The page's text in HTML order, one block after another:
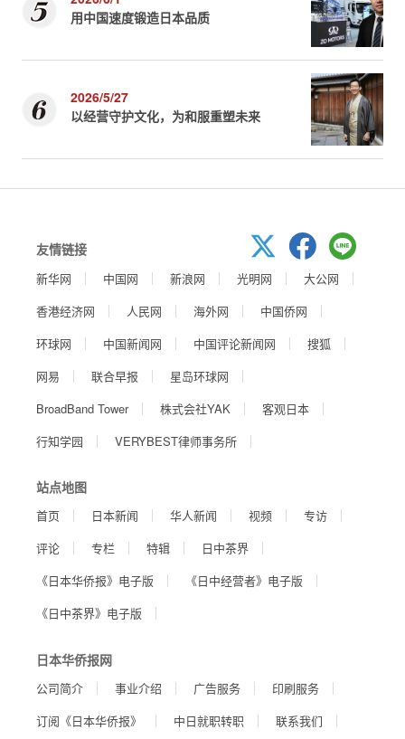
用中国速度锻造日本品质
2026/5/27
以经营守护文化，为和服重塑未来
友情链接
新华网 中国网 新浪网 光明网
大公网
香港经济网
人民网 海外网
中国侨网
环球网
中国新闻网 中国评论新闻网
搜狐
网易
联合早报
星岛环球网
BroadBand Tower
株式会社YAK
客观日本
行知学园
VERYBEST律师事务所
站点地图
首页 日本新闻 华人新闻 视频
专访
评论
专栏 特辑
日中茶界
《日本华侨报》电子版
《日中经营者》电子版
《日中茶界》电子版
日本华侨报网
公司简介 事业介绍 广告服务
印刷服务
订阅《日本华侨报》
中日就职转职 联系我们